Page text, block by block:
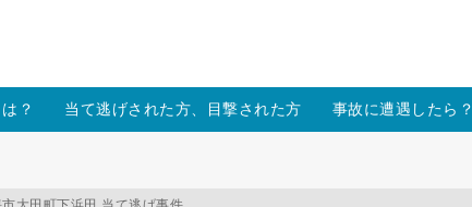
key "amp" in
？ 当て逃げされた方、目撃された方 事故に遭遇したら？